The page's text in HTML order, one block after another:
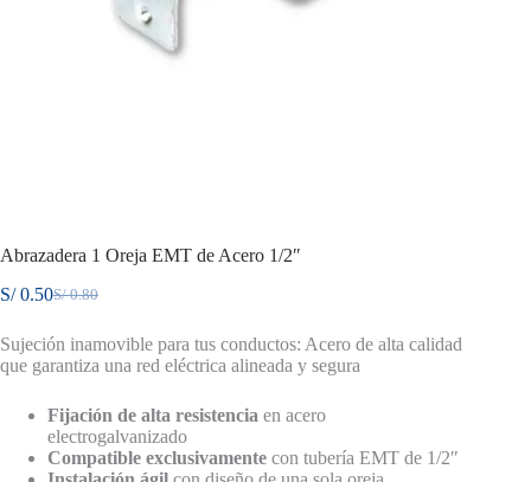
Abrazadera 1 Oreja EMT de Acero 1/2″
S/0.80
El
original
era:
S/0.50El
actual
es:
Sujeción inamovible para tus conductos: Acero de alta calidad
que garantiza una red eléctrica alineada y segura
Fijación de alta resistencia en acero
electrogalvanizado
Compatible exclusivamente con tubería EMT de 1/2″